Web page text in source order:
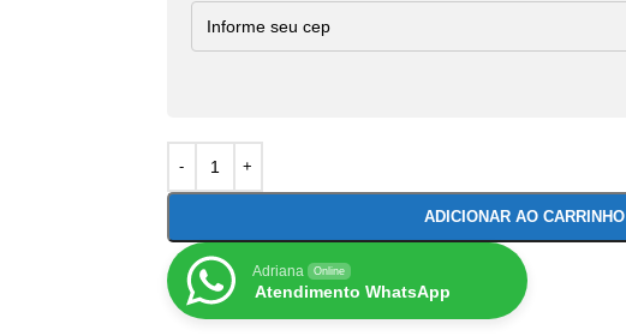
ADICIONAR AO CARRINHO
Adriana Online
Atendimento WhatsApp